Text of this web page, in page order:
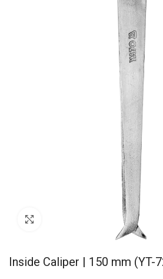
Inside Caliper | 150 mm (YT-